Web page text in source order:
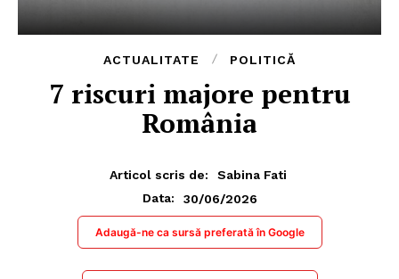
ACTUALITATE POLITICĂ
7 riscuri majore pentru
România
Articol scris de:
Sabina Fati
Data:
30/06/2026
Adaugă-ne ca sursă preferată în Google